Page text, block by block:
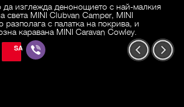
да изглежда денонощието с най-малкия
света MINI Clubvan Camper, MINI
разполага с палатка на покрива, и
каравана MINI Caravan Cowley.
SAVE